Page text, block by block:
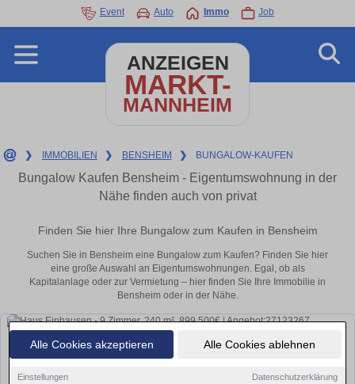
Alle Cookies akzeptieren Alle Cookies ablehnen
Einstellungen Datenschutzerklärung
Event Auto Immo Job
ANZEIGEN
MARKT-
MANNHEIM
❯ IMMOBILIEN ❯ BENSHEIM ❯ BUNGALOW-KAUFEN
Bungalow Kaufen Bensheim - Eigentumswohnung in der
Nähe finden auch von privat
Finden Sie hier Ihre Bungalow zum Kaufen in Bensheim
Suchen Sie in Bensheim eine Bungalow zum Kaufen? Finden Sie hier
eine große Auswahl an Eigentumswohnungen. Egal, ob als
Kapitalanlage oder zur Vermietung – hier finden Sie Ihre Immobilie in
Bensheim oder in der Nähe.